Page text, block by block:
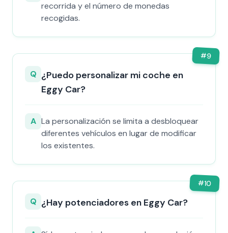
recorrida y el número de monedas
recogidas.
#9
Q ¿Puedo personalizar mi coche en
Eggy Car?
A La personalización se limita a desbloquear
diferentes vehículos en lugar de modificar
los existentes.
#10
Q ¿Hay potenciadores en Eggy Car?